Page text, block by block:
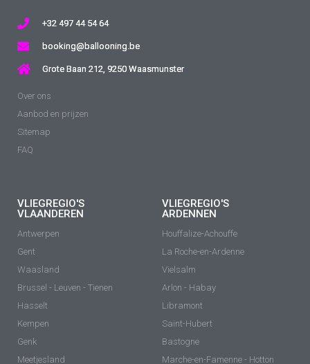
+32 497 44 54 64
booking@ballooning.be
Grote Baan 212, 9250 Waasmunster
Over ons
Aanbod en prijzen
Sitemap
FAQ
VLIEGREGIO'S
VLAANDEREN
Antwerpen
Gent
Waasland
Brussel - Leuven - Tienen
Hasselt
Kempen
Genk
Meetjesland
VLIEGREGIO'S
ARDENNEN
Houffalize-Achouffe
La Roche-en-Ardenne
Vielsalm
Arlon - Habay
Libramont
Saint-Hubert
Bastogne
Marche-en-Famenne - Hotton